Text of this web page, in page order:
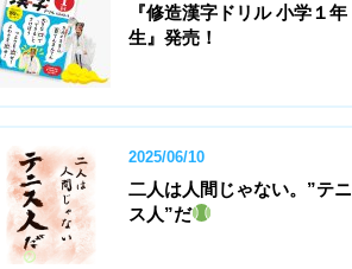
『修造漢字ドリル 小学１年
生』発売！
2025/06/10
二人は人間じゃない。”テニ
ス人”だ